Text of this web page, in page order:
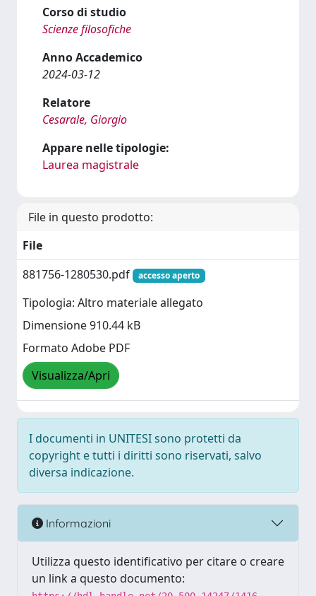
Corso di studio
Scienze filosofiche
Anno Accademico
2024-03-12
Relatore
Cesarale, Giorgio
Appare nelle tipologie:
Laurea magistrale
File in questo prodotto:
File
881756-1280530.pdf
accesso aperto
Tipologia: Altro materiale allegato
Dimensione 910.44 kB
Formato Adobe PDF
Visualizza/Apri
I documenti in UNITESI sono protetti da
copyright e tutti i diritti sono riservati, salvo
diversa indicazione.
Informazioni
Utilizza questo identificativo per citare o creare
un link a questo documento: